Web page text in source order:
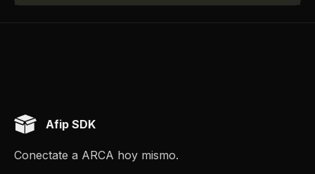
Afip SDK
Conectate a ARCA hoy mismo.